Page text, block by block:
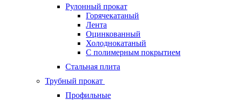
Рулонный прокат
Горячекатаный
Лента
Оцинкованный
Холоднокатаный
С полимерным покрытием
Стальная плита
Трубный прокат
Профильные